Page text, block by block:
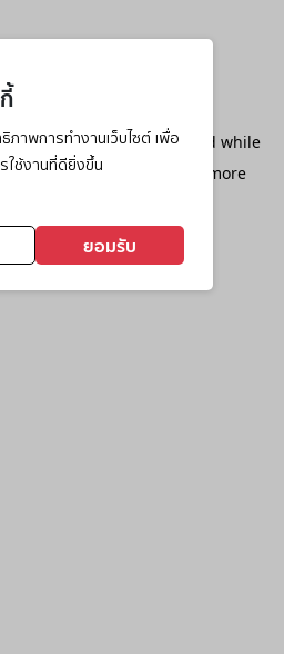
าพการทำงานเว็บไซต์ เพื่อ
ใช้งานที่ดียิ่งขึ้น
ยอมรับ
-side exception has occurred while
the browser console
for more